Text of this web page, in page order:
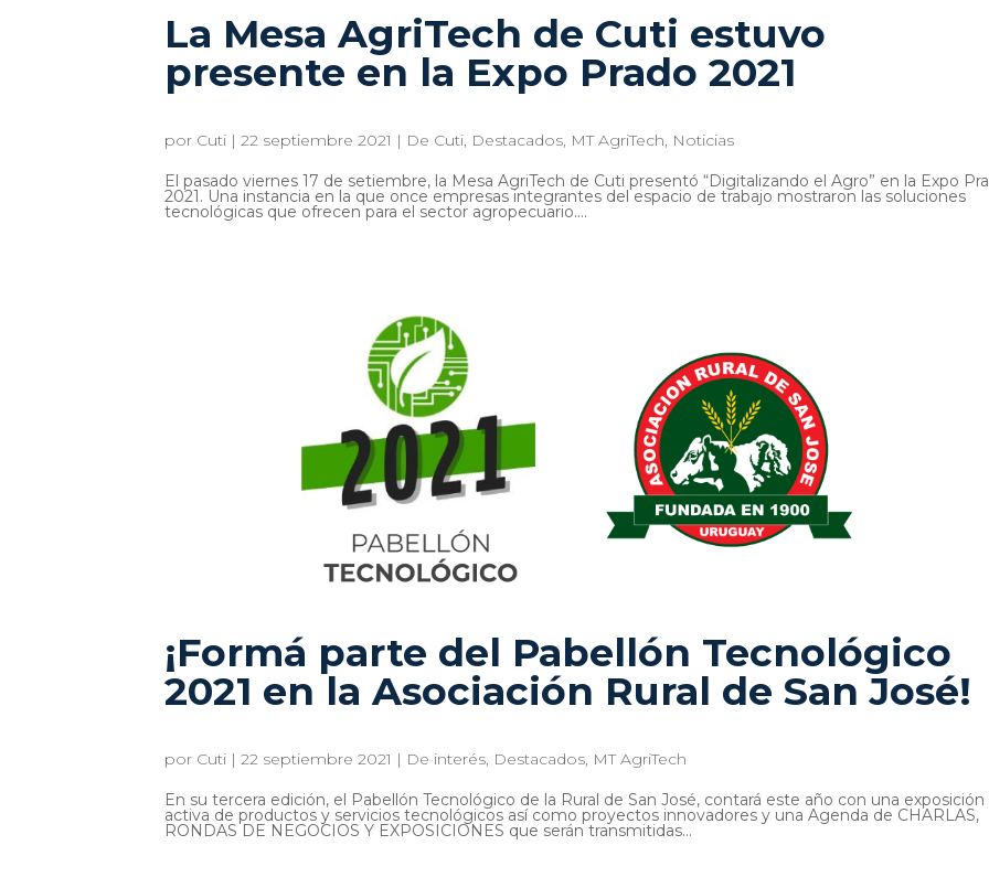
La Mesa AgriTech de Cuti estuvo
presente en la Expo Prado 2021
por Cuti |22 septiembre 2021 | De Cuti, Destacados, MT AgriTech, Noticias
El pasado viernes 17 de setiembre, la Mesa AgriTech de Cuti presentó “Digitalizando el Agro” en la Expo
2021. Una instancia en la que once empresas integrantes del espacio de trabajo mostraron las soluciones
tecnológicas que ofrecen para el sector agropecuario....
¡Formá parte del Pabellón Tecnológico
2021 en la Asociación Rural de San José!
por Cuti |22 septiembre 2021 | De interés, Destacados, MT AgriTech
En su tercera edición, el Pabellón Tecnológico de la Rural de San José, contará este año con una exposición
activa de productos y servicios tecnológicos así como proyectos innovadores y una Agenda de CHARLAS,
RONDAS DE NEGOCIOS Y EXPOSICIONES que serán transmitidas...